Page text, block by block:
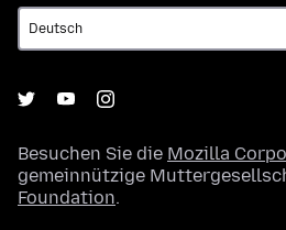
Besuchen Sie die Mozilla
gemeinnützige
Foundation.